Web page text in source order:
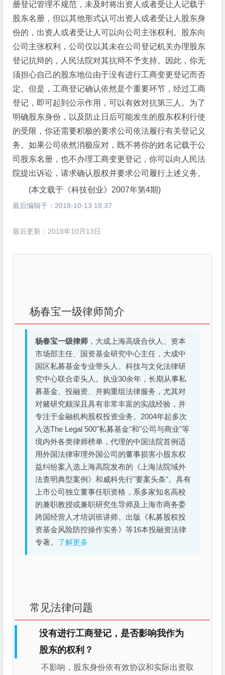
册登记管理不规范，未及时将出资人或者受让人记载于
股东名册，但以其他形式认可出资人或者受让人股东身
份的，出资人或者受让人可以向公司主张权利。股东向
公司主张权利，公司仅以其未在公司登记机关办理股东
登记抗辩的，人民法院对其抗辩不予支持。因此，你无
须担心自己的股东地位由于没有进行工商变更登记而否
定。但是，工商登记确认依然是个重要环节，经过工商
登记，即可起到公示作用，可以有效对抗第三人。为了
明确股东身份，以及防止日后可能发生的股东权利行使
的受限，你还需要积极的要求公司依法履行有关登记义
务。如果公司依然消极应对，既不将你的姓名记载于公
司股东名册，也不办理工商变更登记，你可以向人民法
院提出诉讼，请求确认股权并要求公司履行上述义务。
(本文载于《科技创业》2007年第4期)
最后编辑于： 2018-10-13 18:37
最后更新：2018年10月13日
杨春宝一级律师简介
杨春宝一级律师 ，大成上海高级合伙人、资本
市场部主任、国资基金研究中心主任，大成中
国区私募基金专业带头人、科技与文化法律研
究中心联合牵头人。执业30余年，长期从事私
募基金、投融资、并购重组法律服务，尤其对
对赌研究颇深且具有非常丰富的实战经验，并
专注于金融机构股权投资业务。2004年起多次
入选The Legal 500"私募基金"和"公司与商业"等
境内外各类律师榜单，代理的中国法院首例适
用外国法律审理外国公司的董事损害小股东权
益纠纷案入选上海高院发布的《上海法院域外
法查明典型案例》和威科先行"要案头条"。具有
上市公司独立董事任职资格，系多家知名高校
的兼职教授或兼职研究生导师及上海市商务委
跨国经营人才培训班讲师。出版《私募股权投
资基金风险防控操作实务》等16本投融资法律
专著。 了解更多
常见法律问题
没有进行工商登记，是否影响我作为
股东的权利？
不影响，股东身份依有效协议和实际出资取